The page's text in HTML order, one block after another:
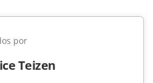
por
Teizen